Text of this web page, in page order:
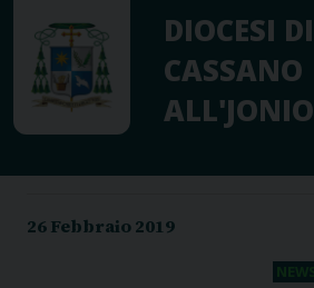
content
DIOCESI DI
CASSANO
ALL'JONIO
26 Febbraio 2019